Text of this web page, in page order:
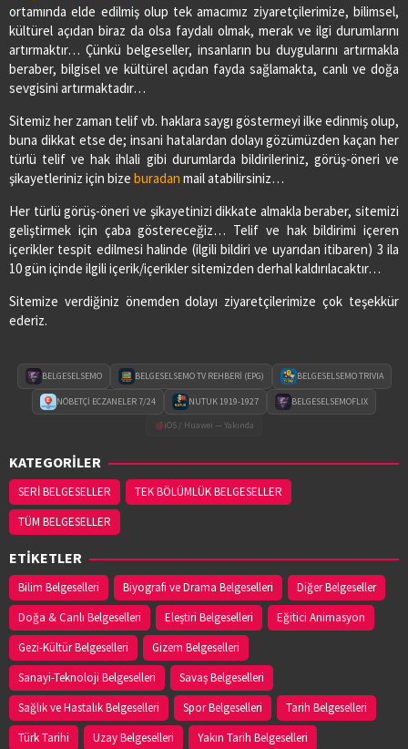
ortamında elde edilmiş olup tek amacımız ziyaretçilerimize, bilimsel,
kültürel açıdan biraz da olsa faydalı olmak, merak ve ilgi durumlarını
artırmaktır… Çünkü belgeseller, insanların bu duygularını artırmakla
beraber, bilgisel ve kültürel açıdan fayda sağlamakta, canlı ve doğa
sevgisini artırmaktadır…
Sitemiz her zaman telif vb. haklara saygı göstermeyi ilke edinmiş olup,
buna dikkat etse de; insani hatalardan dolayı gözümüzden kaçan her
türlü telif ve hak ihlali gibi durumlarda bildirileriniz, görüş-öneri ve
şikayetleriniz için bize buradan mail atabilirsiniz…
Her türlü görüş-öneri ve şikayetinizi dikkate almakla beraber, sitemizi
geliştirmek için çaba göstereceğiz… Telif ve hak bildirimi içeren
içerikler tespit edilmesi halinde (ilgili bildiri ve uyarıdan itibaren) 3 ila
10 gün içinde ilgili içerik/içerikler sitemizden derhal kaldırılacaktır…
Sitemize verdiğiniz önemden dolayı ziyaretçilerimize çok teşekkür
ederiz.
BELGESELSEMO BELGESELSEMO TV REHBERİ (EPG) BELGESELSEMO TRIVIA
NÖBETÇİ ECZANELER 7/24 NUTUK 1919-1927
BELGESELSEMOFLIX
iOS / Huawei — Yakında
KATEGORİLER
SERİ BELGESELLER
TEK BÖLÜMLÜK BELGESELLER
TÜM BELGESELLER
ETİKETLER
Bilim Belgeselleri Biyografi ve Drama Belgeselleri
Diğer Belgeseller
Doğa & Canlı Belgeselleri
Eleştiri Belgeselleri
Eğitici Animasyon
Gezi-Kültür Belgeselleri
Gizem Belgeselleri
Sanayi-Teknoloji Belgeselleri
Savaş Belgeselleri
Sağlık ve Hastalık Belgeselleri
Spor Belgeselleri
Tarih Belgeselleri
Türk Tarihi
Uzay Belgeselleri Yakın Tarih Belgeselleri